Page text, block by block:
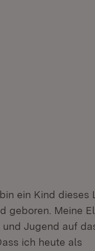
ein Kind dieses
geboren. Meine
Jugend auf
ich heute als